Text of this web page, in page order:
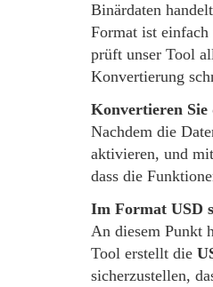
Binärdaten
Format ist
prüft unser Tool
Konvertierung
Konvertieren Sie
Nachdem die
aktivieren, und
dass die
Im Format USD
An diesem Punkt
Tool erstellt die
sicherzustellen,